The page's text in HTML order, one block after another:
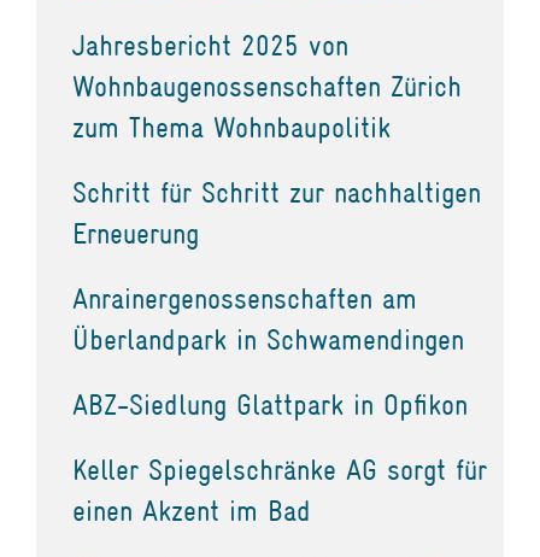
Jahresbericht 2025 von
Wohnbaugenossenschaften Zürich
zum Thema Wohnbaupolitik
Schritt für Schritt zur nachhaltigen
Erneuerung
Anrainergenossenschaften am
Überlandpark in Schwamendingen
ABZ-Siedlung Glattpark in Opfikon
Keller Spiegelschränke AG sorgt für
einen Akzent im Bad